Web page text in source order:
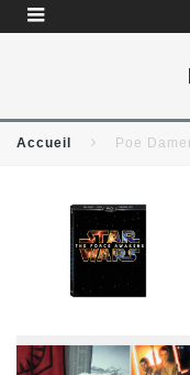
Accueil Poe